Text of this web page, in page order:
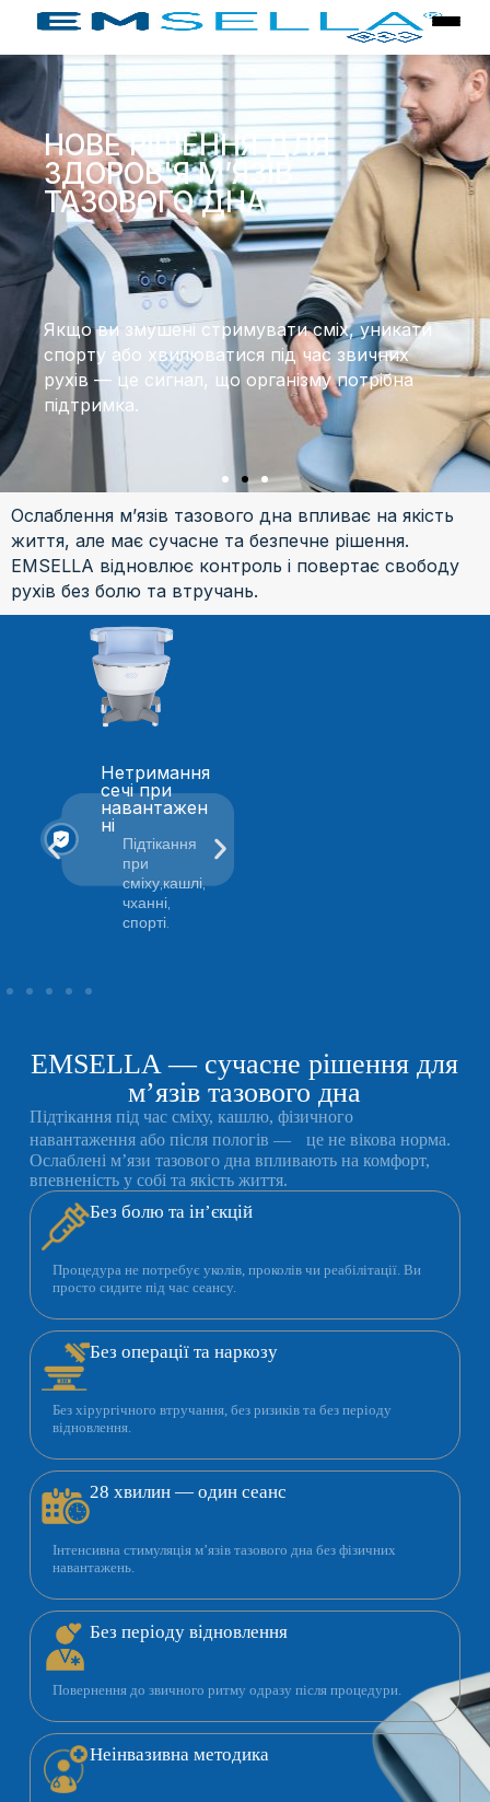
НОВЕ РІШЕННЯ ДЛЯ
ЗДОРОВ'Я М’ЯЗІВ
ТАЗОВОГО ДНА
Якщо ви змушені стримувати сміх, уникати
спорту або хвилюватися під час звичних
рухів — це сигнал, що організму потрібна
підтримка.
Ослаблення м’язів тазового дна впливає на якість
життя, але має сучасне та безпечне рішення.
EMSELLA відновлює контроль і повертає свободу
рухів без болю та втручань.
Нетримання
сечі при
навантажен
ні
Підтікання
при
сміху,кашлі,
чханні,
спорті.
EMSELLA — сучасне рішення для
м’язів тазового дна
Підтікання під час сміху, кашлю, фізичного
навантаження або після пологів — це не вікова норма.
Ослаблені м’язи тазового дна впливають на комфорт,
впевненість у собі та якість життя.
Без болю та ін’єкцій
Процедура не потребує уколів, проколів чи реабілітації. Ви
просто сидите під час сеансу.
Без операції та наркозу
Без хірургічного втручання, без ризиків та без періоду
відновлення.
28 хвилин — один сеанс
Інтенсивна стимуляція м’язів тазового дна без фізичних
навантажень.
Без періоду відновлення
Повернення до звичного ритму одразу після процедури.
Неінвазивна методика